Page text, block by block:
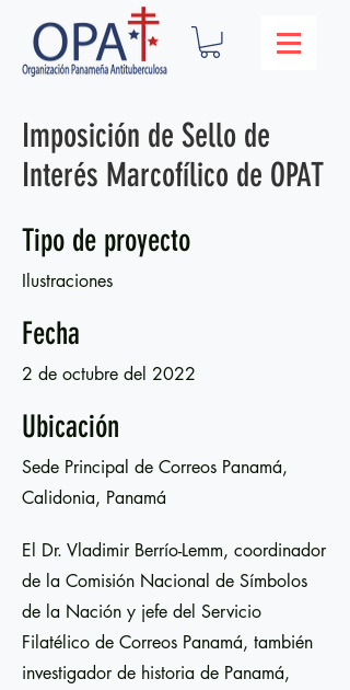
Imposición de Sello de
Interés Marcofílico de OPAT
Tipo de proyecto
Ilustraciones
Fecha
2 de octubre del 2022
Ubicación
Sede Principal de Correos Panamá,
Calidonia, Panamá
El Dr. Vladimir Berrío-Lemm, coordinador
de la Comisión Nacional de Símbolos
de la Nación y jefe del Servicio
Filatélico de Correos Panamá, también
investigador de historia de Panamá,